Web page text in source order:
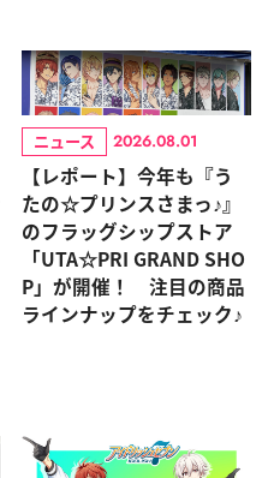
ニュース 2026.08.01
【レポート】今年も『う
たの☆プリンスさまっ♪』
のフラッグシップストア
「UTA☆PRI GRAND SHO
P」が開催！ 注目の商品
ラインナップをチェック♪